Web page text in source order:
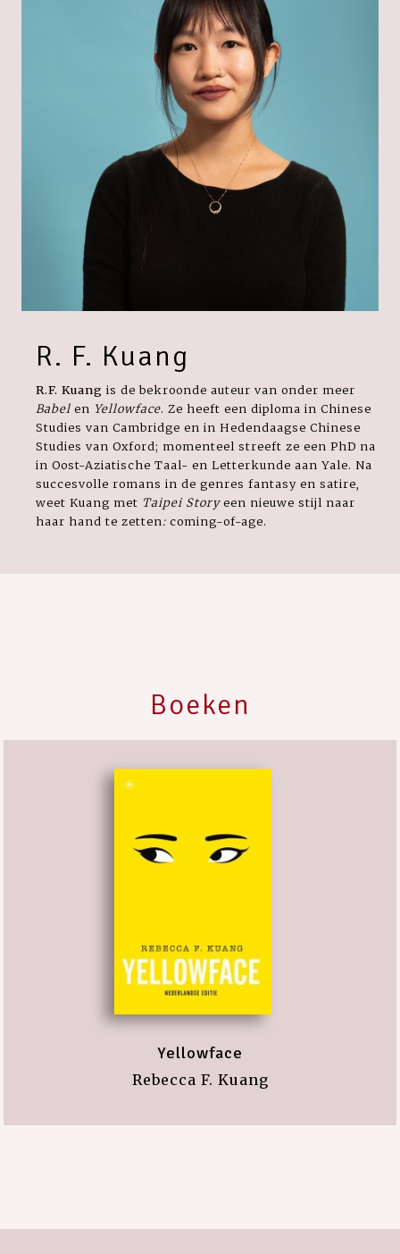
R. F. Kuang
R.F. Kuang is de bekroonde auteur van onder meer
Babel en Yellowface. Ze heeft een diploma in Chinese
Studies van Cambridge en in Hedendaagse Chinese
Studies van Oxford; momenteel streeft ze een PhD na
in Oost-Aziatische Taal- en Letterkunde aan Yale. Na
succesvolle romans in de genres fantasy en satire,
weet Kuang met Taipei Storyeen nieuwe stijl naar
haar hand te zetten: coming-of-age.
Boeken
Yellowface
Rebecca F. Kuang